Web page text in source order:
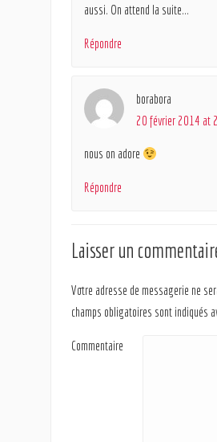
aussi. On attend la suite…
Répondre
borabora
20 février 2014 at
nous on adore
Répondre
Laisser un
Votre adresse de messagerie ne
champs obligatoires sont indiqués
Commentaire